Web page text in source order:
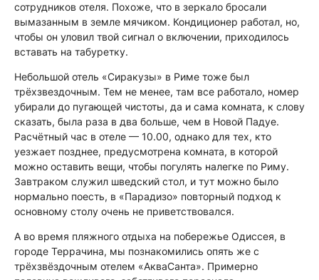
сотрудников отеля. Похоже, что в зеркало бросали
вымазанным в земле мячиком. Кондиционер работал, но,
чтобы он уловил твой сигнал о включении, приходилось
вставать на табуретку.
Небольшой отель «Сиракузы» в Риме тоже был
трёхзвездочным. Тем не менее, там все работало, номер
убирали до пугающей чистоты, да и сама комната, к слову
сказать, была раза в два больше, чем в Новой Падуе.
Расчётный час в отеле — 10.00, однако для тех, кто
уезжает позднее, предусмотрена комната, в которой
можно оставить вещи, чтобы погулять налегке по Риму.
Завтраком служил шведский стол, и тут можно было
нормально поесть, в «Парадизо» повторный подход к
основному столу очень не приветствовался.
А во время пляжного отдыха на побережье Одиссея, в
городе Террачина, мы познакомились опять же с
трёхзвёздочным отелем «АкваСанта». Примерно